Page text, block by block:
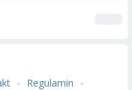
Regulamin